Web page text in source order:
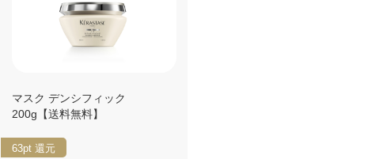
マスク デンシフィック
200g【送料無料】
63pt 還元